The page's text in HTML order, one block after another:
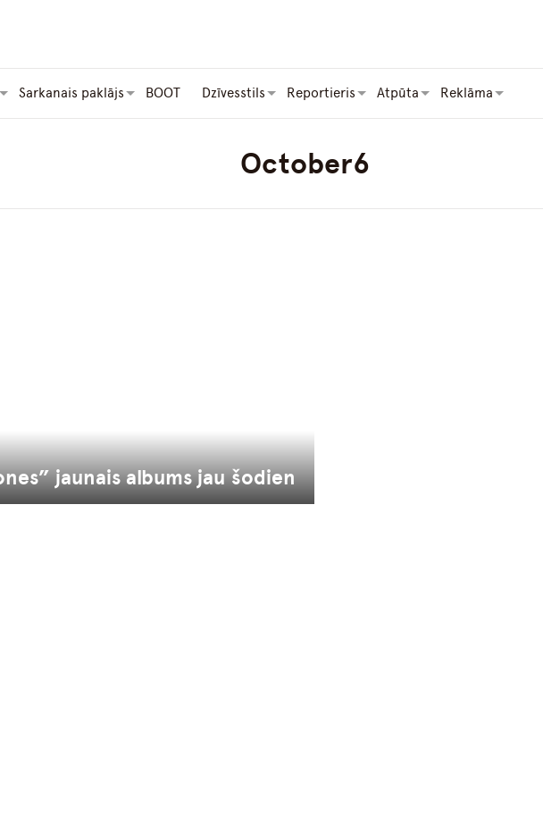
Sarkanais paklājs BOOT Dzīvesstils Reportieris Atpūta Reklāma
October6
jaunais albums jau šodien